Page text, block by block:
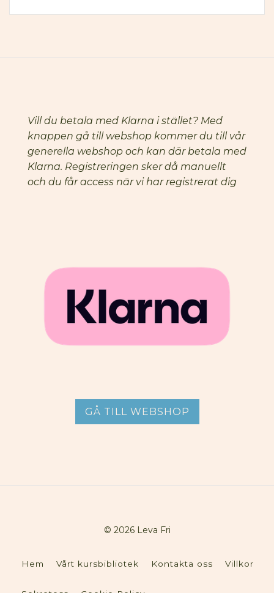
Vill du betala med Klarna i stället? Med
knappen gå till webshop kommer du till vår
generella webshop och kan där betala med
Klarna. Registreringen sker då manuellt
och du får access när vi har registrerat dig
GÅ TILL WEBSHOP
© 2026 Leva Fri
Hem Vårt kursbibliotek Kontakta oss Villkor